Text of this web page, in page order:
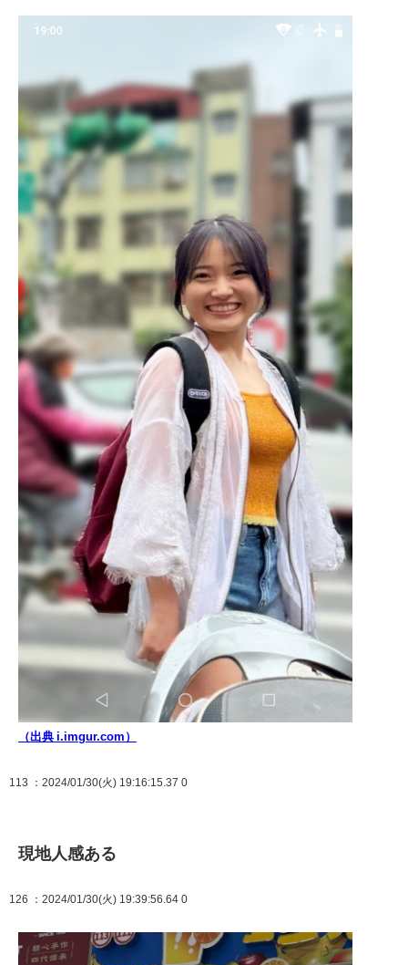
（出典 i.imgur.com）
113 ：2024/01/30(火) 19:16:15.37 0
現地人感ある
126 ：2024/01/30(火) 19:39:56.64 0